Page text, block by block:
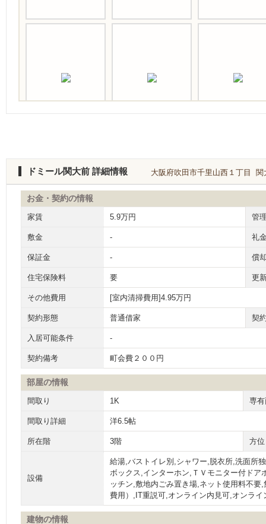
ドミール関大前 詳細情報 大阪府吹田市千里山西１丁目
お金・契約の情報
家賃 5.9万円 管
敷金 - 礼
保証金 - 償
住宅保険料 要 更
その他費用 [室内清掃費用]4.95万円
契約形態 普通借家 契
入居可能条件 -
契約備考 町会費２００円
部屋の情報
間取り 1K 専
間取り詳細 洋6.5帖
所在階 3階 方位
設備
給湯,バストイレ別,シャワー,脱衣所,洗面所
ボックス,インターホン,ＴＶモニター付ド
ッチン,敷地内ごみ置き場,ネット使用料不
費用）,IT重説可,オンライン内見可,オンライ
建物の情報